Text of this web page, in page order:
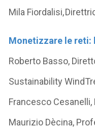
Mila Fiordalisi,
Monetizzare le reti:
Roberto Basso,
Sustainability
Francesco
Maurizio Dècina,